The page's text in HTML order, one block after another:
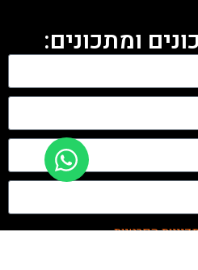
ומתכונים:
הפרטיות